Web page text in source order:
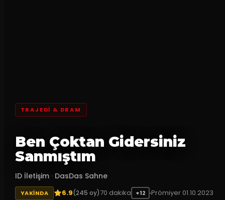
TRAJEDI & DRAM
Ben Çoktan Gidersiniz
Sanmıştım
ID İletişim · DasDas Sahne
YAKINDA 6.9(245 oy)70 dakika +12 Prömiyer 01.10.2023